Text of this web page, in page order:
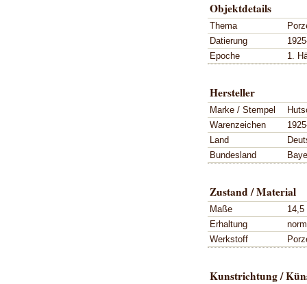
Objektdetails
Thema
Datierung
Epoche
1.
Hersteller
Marke / Stempel
Warenzeichen
Land
Bundesland
Zustand / Material
Maße
Erhaltung
Werkstoff
Kunstrichtung /